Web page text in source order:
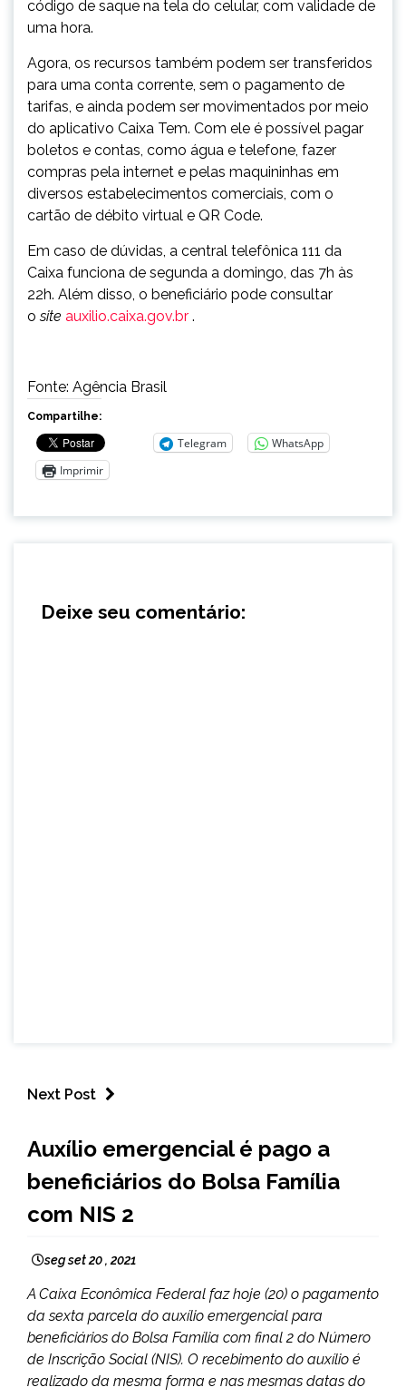
código de saque na tela do celular, com validade de
uma hora.
Agora, os recursos também podem ser transferidos
para uma conta corrente, sem o pagamento de
tarifas, e ainda podem ser movimentados por meio
do aplicativo Caixa Tem. Com ele é possível pagar
boletos e contas, como água e telefone, fazer
compras pela internet e pelas maquininhas em
diversos estabelecimentos comerciais, com o
cartão de débito virtual e QR Code.
Em caso de dúvidas, a central telefônica 111 da
Caixa funciona de segunda a domingo, das 7h às
22h. Além disso, o beneficiário pode consultar
osite auxilio.caixa.gov.br .
Fonte: Agência Brasil
Compartilhe:
Telegram
WhatsApp
Imprimir
Deixe seu comentário:
Next Post
NOTÍCIAS
Auxílio emergencial é pago a
beneficiários do Bolsa Família
com NIS 2
seg set 20 , 2021
A Caixa Econômica Federal faz hoje (20) o pagamento
da sexta parcela do auxílio emergencial para
beneficiários do Bolsa Família com final 2 do Número
de Inscrição Social (NIS). O recebimento do auxílio é
realizado da mesma forma e nas mesmas datas do